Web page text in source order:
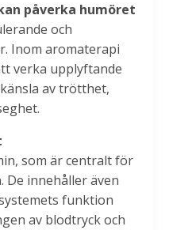
påverka humöret
och
Inom aromaterapi
verka upplyftande
av trötthet,
som är centralt för
De innehåller även
funktion
av blodtryck och